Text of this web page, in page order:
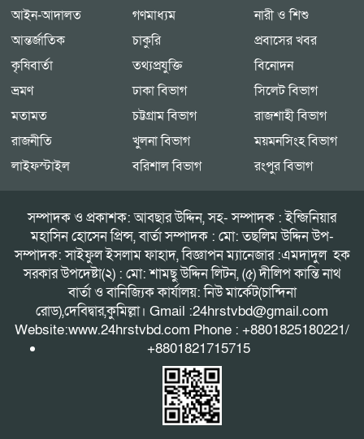
আইন-আদালত
আন্তর্জাতিক
কৃষিবার্তা
গণমাধ্যম
চাকুরি
তথ্যপ্রযুক্তি
নারী ও শিশু
প্রবাসের খবর
বিনোদন
ভ্রমণ
মতামত
রাজনীতি
লাইফস্টাইল
ঢাকা বিভাগ
চট্টগ্রাম বিভাগ
খুলনা বিভাগ
বরিশাল বিভাগ
সিলেট বিভাগ
রাজশাহী বিভাগ
ময়মনসিংহ বিভাগ
রংপুর বিভাগ
সম্পাদক ও প্রকাশক: আবছার উদ্দিন, সহ- সম্পাদক : ইন্জিনিয়ার
মহাসিন হোসেন প্রিন্স, বার্তা সম্পাদক : মো: তছলিম উদ্দিন উপ-
সম্পাদক: সাইফুল ইসলাম ফাহাদ, বিজ্ঞাপন ম্যানেজার :এমদাদুল হক
সরকার উপদেষ্টা(২) : মো: শামছু উদ্দিন লিটন, (৫) দীলিপ কান্তি নাথ
বার্তা ও বানিজ্যিক কার্যালয়: নিউ মার্কেট(চান্দিনা
রোড),দেবিদ্বার,কুমিল্লা। Gmail :24hrstvbd@gmail.com
Website:www.24hrstvbd.com Phone : +8801825180221/
+8801821715715